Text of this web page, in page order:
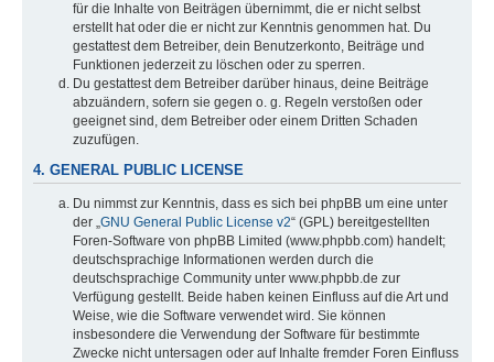
für die Inhalte von Beiträgen übernimmt, die er nicht selbst
erstellt hat oder die er nicht zur Kenntnis genommen hat. Du
gestattest dem Betreiber, dein Benutzerkonto, Beiträge und
Funktionen jederzeit zu löschen oder zu sperren.
Du gestattest dem Betreiber darüber hinaus, deine Beiträge
abzuändern, sofern sie gegen o. g. Regeln verstoßen oder
geeignet sind, dem Betreiber oder einem Dritten Schaden
zuzufügen.
4. GENERAL PUBLIC LICENSE
Du nimmst zur Kenntnis, dass es sich bei phpBB um eine unter
der „ GNU General Public License v2“ (GPL) bereitgestellten
Foren-Software von phpBB Limited (www.phpbb.com) handelt;
deutschsprachige Informationen werden durch die
deutschsprachige Community unter www.phpbb.de zur
Verfügung gestellt. Beide haben keinen Einfluss auf die Art und
Weise, wie die Software verwendet wird. Sie können
insbesondere die Verwendung der Software für bestimmte
Zwecke nicht untersagen oder auf Inhalte fremder Foren Einfluss